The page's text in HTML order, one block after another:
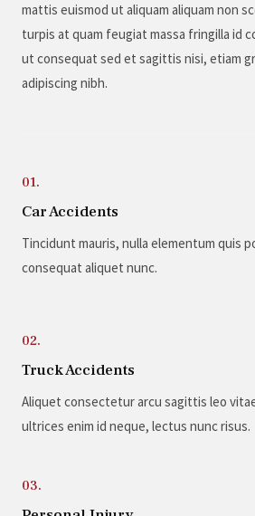
mattis euismod ut aliquam aliquam non
turpis at quam feugiat massa fringilla id
ut consequat sed et sagittis nisi, etiam
adipiscing nibh.
01.
Car Accidents
Tincidunt mauris, nulla elementum quis
consequat aliquet nunc.
02.
Truck Accidents
Aliquet consectetur arcu sagittis leo
ultrices enim id neque, lectus nunc risus.
03.